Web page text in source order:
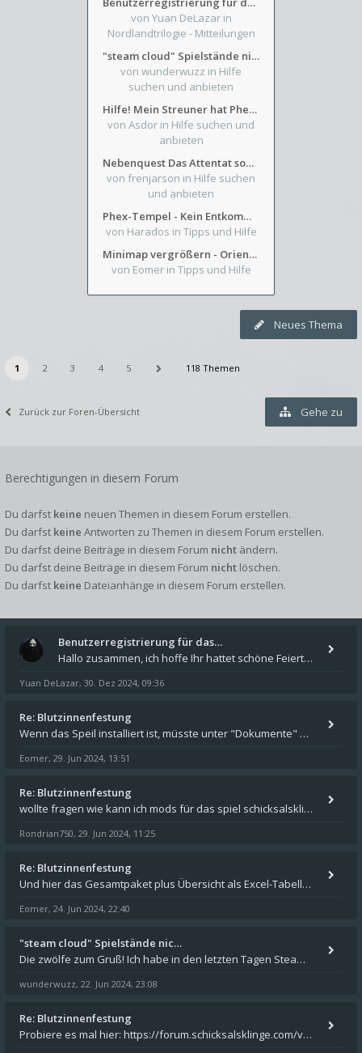
von Yuan DeLazar in
Nordlandtrilogie - Mitteilungen
"steam cloud" Spielstände nicht verfügbar
von wunderwuzz in Hilfe
suchen und anbieten
Hilfe! Mein Streuner hat Phexens Gunst verloren...
von Asdor in Hilfe suchen und
anbieten
Nebenquest Das Attentat sowie Beilunker Reiter und zwei kleine Ausrüstungsfragen
von frenjarson in Hilfe suchen
und anbieten
Phex-Tempel - Kein Entkommen aus Weinkeller/Bibliothek Trakt
von Harados in Tipps und Hilfe
Minimap vergrößern - Orientierung in Blutzinnen
von Eomer in Tipps und Hilfe
Neues Thema
1 2 3 4 5 118 Themen
Zurück zur Foren-Übersicht Gehe zu
Berechtigungen in diesem Forum
Du darfst keine neuen Themen in diesem Forum erstellen.
Du darfst keine Antworten zu Themen in diesem Forum erstellen.
Du darfst deine Beiträge in diesem Forum nicht ändern.
Du darfst deine Beiträge in diesem Forum nicht löschen.
Du darfst keine Dateianhänge in diesem Forum erstellen.
Benutzerregistrierung für das…
Hallo zusammen, ich hoffe Ihr hattet schöne Feiertage und kommt auch gut ins neue Jahr. Ich schreibe hier kurz zur Infor
Yuan DeLazar, 30. Dez 2024, 09:36
Re: Blutzinnenfestung
Wenn das Speil installiert ist, müsste unter "Dokumente" auf Deinem Rechner ein Verzeichnis "blade of destiny" sein. Dar
Eomer, 29. Jun 2024, 13:51
Re: Blutzinnenfestung
wollte fragen wie kann ich mods für das spiel schicksalsklinge in das spieleverzeichnis kopieren und in welches
Rondrian750, 29. Jun 2024, 11:25
Re: Blutzinnenfestung
Und hier das Gesamtpaket plus Übersicht als Excel-Tabelle: https://forum.schicksalsklinge.com/viewtopic.php?f=239&t=156
Eomer, 24. Jun 2024, 22:40
"steam cloud" Spielstände nic…
Die zwölfe zum Gruß! Ich habe in den letzten Tagen Steam auf meinem Desktop PC mit Windows 11 installiert und über Steam
wunderwuzz, 22. Jun 2024, 23:08
Re: Blutzinnenfestung
Probiere es mal hier: https://forum.schicksalsklinge.com/viewtopic.php?f=239&t=15661